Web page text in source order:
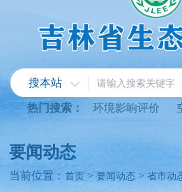
搜本站
热门搜索： 环境影响评价
要闻动态
当前位置：首页>要闻动态 >省市动